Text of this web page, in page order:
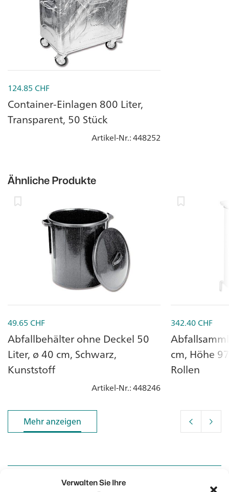
Verwalten Sie Ihre
124.85 CHF
Container-Einlagen 800 Liter,
Transparent, 50 Stück
Artikel-Nr.: 448252
Ähnliche Produkte
49.65 CHF
Abfallbehälter ohne Deckel 50
Liter, ø 40 cm, Schwarz,
Kunststoff
Artikel-Nr.: 448246
342.40CHF
cm, Höhe
Rollen
Mehr anzeigen
Mehr anzeigen